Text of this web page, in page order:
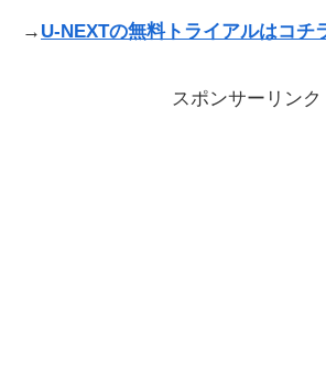
→ U-NEXTの無料トライアルはコチ
スポンサーリンク